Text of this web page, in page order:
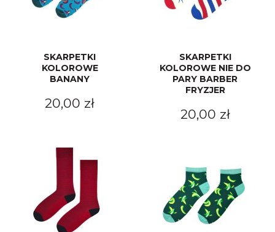
SKARPETKI
KOLOROWE
BANANY
20,00 zł
SKARPETKI
KOLOROWE NIE DO
PARY BARBER
FRYZJER
20,00 zł